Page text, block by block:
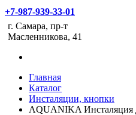
+7-987-939-33-01
г. Самара, пр-т
Масленникова, 41
Главная
Каталог
Инсталяции, кнопки
AQUANIKA